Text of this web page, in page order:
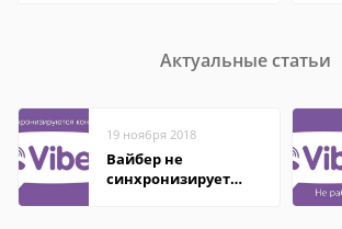
Актуальные статьи
19 ноября 2018
Вайбер не
синхронизирует